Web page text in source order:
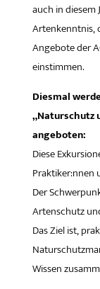
auch in
Artenkenntnis,
Angebote der
einstimmen.
Diesmal
„Naturschutz
angeboten:
Diese
Praktiker:nnen
Der
Artenschutz
Das Ziel ist,
Wissen